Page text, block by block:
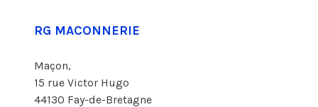
RG MACONNERIE
Maçon,
15 rue Victor Hugo
44130 Fay-de-Bretagne